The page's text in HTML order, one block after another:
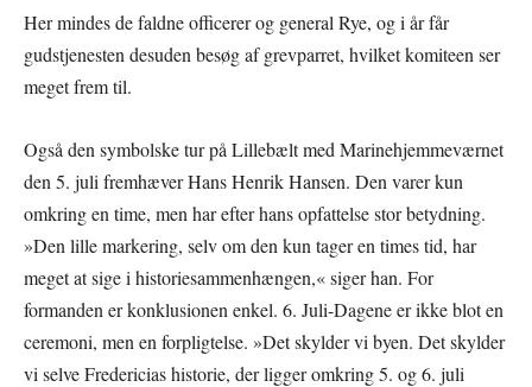
Her mindes de faldne officerer og general Rye, og i år får
gudstjenesten desuden besøg af grevparret, hvilket komiteen ser
meget frem til.
Også den symbolske tur på Lillebælt med Marinehjemmeværnet
den 5. juli fremhæver Hans Henrik Hansen. Den varer kun
omkring en time, men har efter hans opfattelse stor betydning.
»Den lille markering, selv om den kun tager en times tid, har
meget at sige i historiesammenhængen,« siger han. For
formanden er konklusionen enkel. 6. Juli-Dagene er ikke blot en
ceremoni, men en forpligtelse. »Det skylder vi byen. Det skylder
vi selve Fredericias historie, der ligger omkring 5. og 6. juli